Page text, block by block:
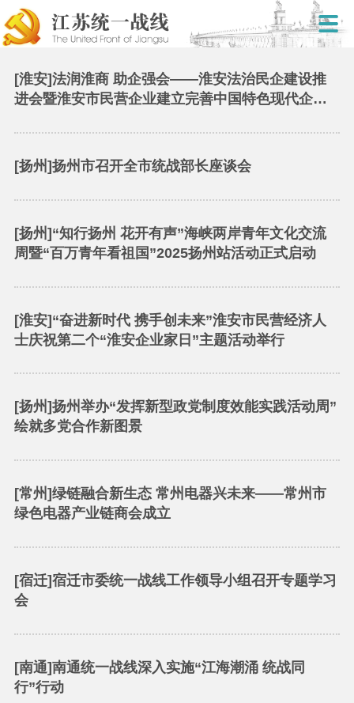
[淮安]法润淮商 助企强会——淮安法治民企建设推
进会暨淮安市民营企业建立完善中国特色现代企业
[扬州]扬州市召开全市统战部长座谈会
[扬州]“知行扬州 花开有声”海峡两岸青年文化交流
周暨“百万青年看祖国”2025扬州站活动正式启动
[淮安]“奋进新时代 携手创未来”淮安市民营经济人
士庆祝第二个“淮安企业家日”主题活动举行
[扬州]扬州举办“发挥新型政党制度效能实践活动周”
绘就多党合作新图景
[常州]绿链融合新生态 常州电器兴未来——常州市
绿色电器产业链商会成立
[宿迁]宿迁市委统一战线工作领导小组召开专题学习
会
[南通]南通统一战线深入实施“江海潮涌 统战同
行”行动